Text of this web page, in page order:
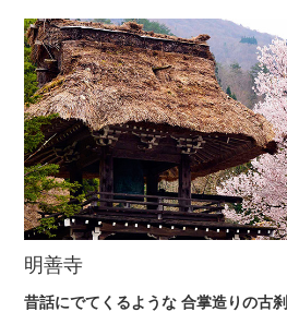
明善寺
昔話にでてくるような 合掌造りの古刹